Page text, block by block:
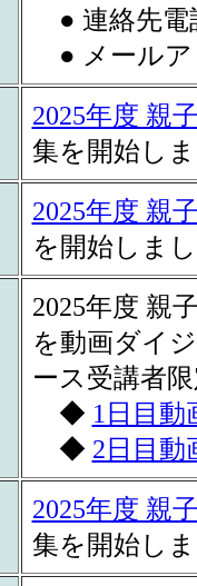
● 連絡先電
● メールア
2025年度 親
集を開始し
2025年度 親
を開始しま
2025年度 親
を動画ダイ
ース受講者
◆ 1日目
◆ 2日目動
2025年度 親
集を開始し